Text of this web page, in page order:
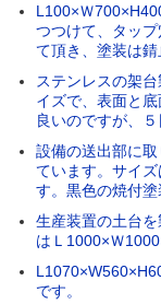
L100×Ｗ
つつけて、タッ
て頂き、塗装は錆
ステンレスの架
イズで、表面と
良いのですが、
設備の送出部に
ています。サイ
す。黒色の焼付塗
生産装置の土台
はＬ1000×Ｗ
です。